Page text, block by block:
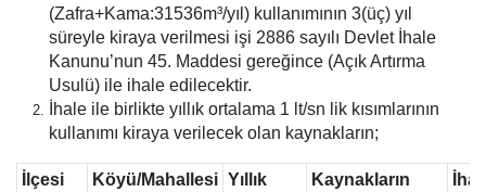
(Zafra+Kama:31536m³/yıl) kullanımının 3(üç) yıl
süreyle kiraya verilmesi işi 2886 sayılı Devlet İhale
Kanunu’nun 45. Maddesi gereğince (Açık Artırma
Usulü) ile ihale edilecektir.
İhale ile birlikte yıllık ortalama 1 lt/sn lik kısımlarının
kullanımı kiraya verilecek olan kaynakların;
İlçesi Köyü/Mahallesi Yıllık
Kaynakların